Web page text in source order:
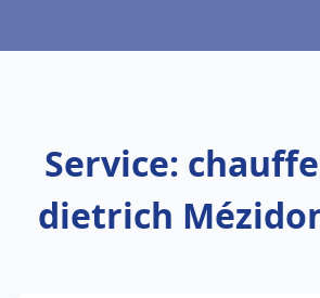
Service:
dietrich